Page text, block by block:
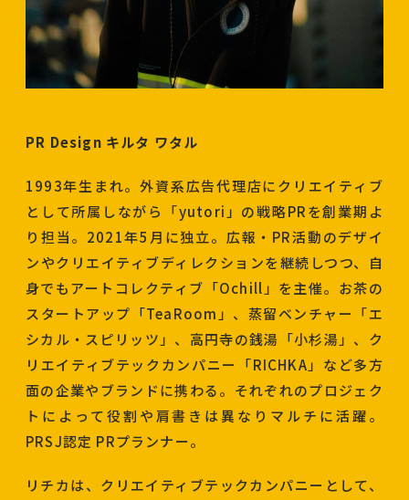
PR Design キルタ ワタル
1993年生まれ。外資系広告代理店にクリエイティブ
として所属しながら「yutori」の戦略PRを創業期よ
り担当。2021年5月に独立。広報・PR活動のデザイ
ンやクリエイティブディレクションを継続しつつ、自
身でもアートコレクティブ「Ochill」を主催。お茶の
スタートアップ「TeaRoom」、蒸留ベンチャー「エ
シカル・スピリッツ」、高円寺の銭湯「小杉湯」、ク
リエイティブテックカンパニー「RICHKA」など多方
面の企業やブランドに携わる。それぞれのプロジェク
トによって役割や肩書きは異なりマルチに活躍。
PRSJ認定 PRプランナー。
リチカは、クリエイティブテックカンパニーとして、